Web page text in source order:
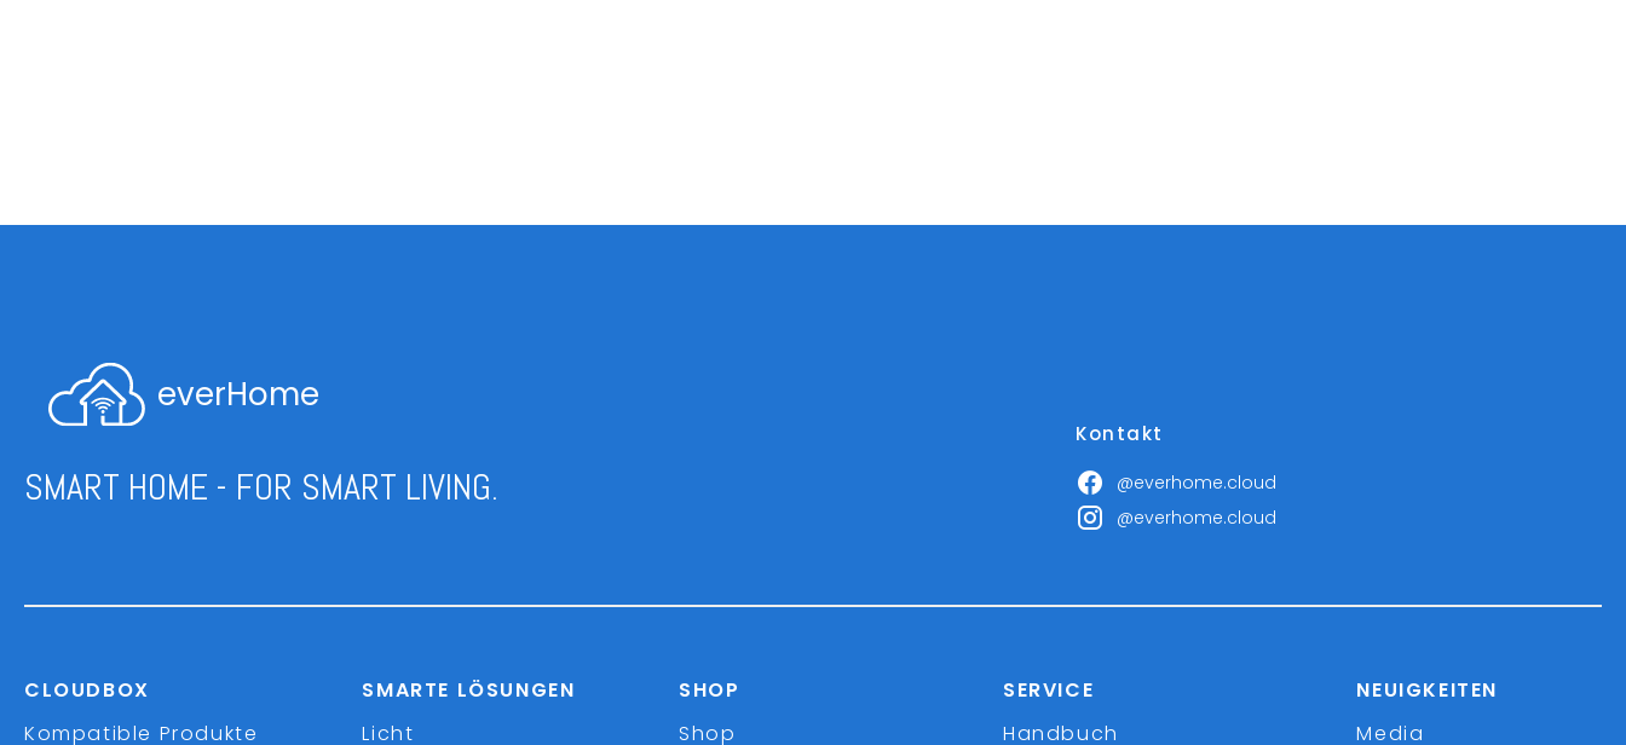
everHome
SMART HOME - FOR SMART LIVING.
Kontakt
@everhome.cloud
@everhome.cloud
CLOUDBOX
Kompatible Produkte
SMARTE LÖSUNGEN
Licht
SHOP
Shop
SERVICE
Handbuch
NEUIGKEITEN
Media